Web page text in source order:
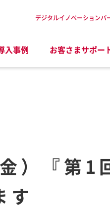
入事例 お客さまサポー
デジタルイノベーションパ
）『第1
す